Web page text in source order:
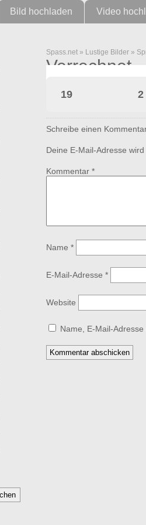
Bild hochladen Video
Spass.net » Lustige Bilder »
Verrechnet
19 2
Schreibe einen
Deine E-Mail-Adresse
Kommentar *
Name *
E-Mail-Adresse *
Website
Name, E-Mail-